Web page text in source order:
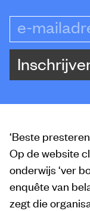
e-
‘Beste
Op de website
onderwijs ‘ver
enquête van
zegt die